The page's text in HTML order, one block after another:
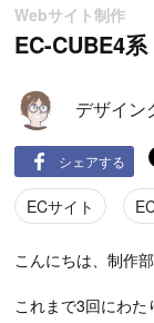
Webサイト制作
EC-CUBE4
デザイン
シェアする
ECサイト
こんにちは、制作
これまで3回にわ